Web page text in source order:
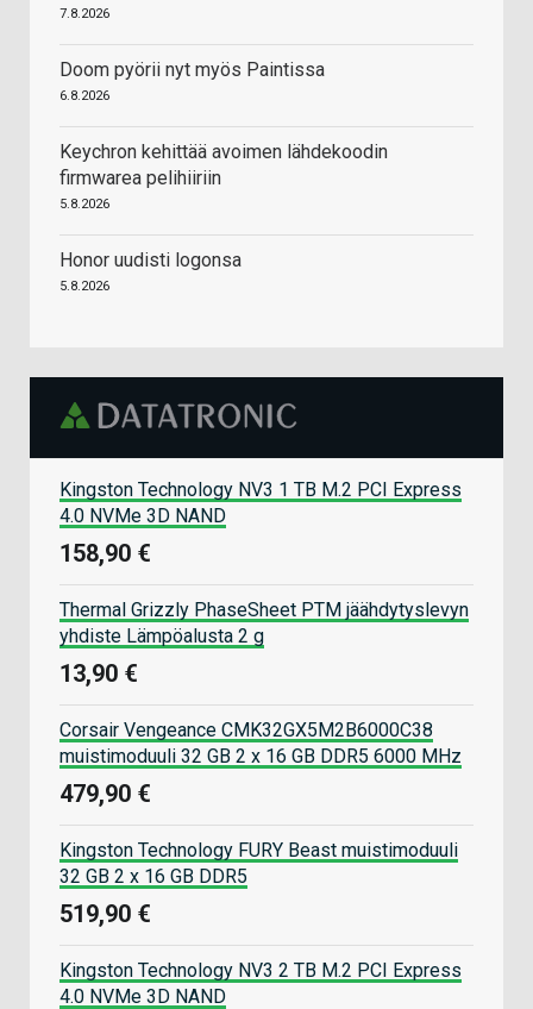
7.8.2026
Doom pyörii nyt myös Paintissa
6.8.2026
Keychron kehittää avoimen lähdekoodin
firmwarea pelihiiriin
5.8.2026
Honor uudisti logonsa
5.8.2026
Kingston Technology NV3 1 TB M.2 PCI Express
4.0 NVMe 3D NAND
158,90 €
Thermal Grizzly PhaseSheet PTM jäähdytyslevyn
yhdiste Lämpöalusta 2 g
13,90 €
Corsair Vengeance CMK32GX5M2B6000C38
muistimoduuli 32 GB 2 x 16 GB DDR5 6000 MHz
479,90 €
Kingston Technology FURY Beast muistimoduuli
32 GB 2 x 16 GB DDR5
519,90 €
Kingston Technology NV3 2 TB M.2 PCI Express
4.0 NVMe 3D NAND